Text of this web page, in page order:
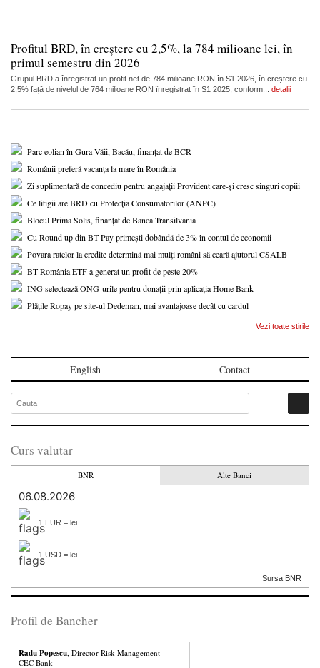
Profitul BRD, în creștere cu 2,5%, la 784 milioane lei, în
primul semestru din 2026
Grupul BRD a înregistrat un profit net de 784 milioane RON în S1 2026, în creștere cu
2,5% față de nivelul de 764 milioane RON înregistrat în S1 2025, conform... detalii
Parc eolian în Gura Văii, Bacău, finanțat de BCR
Românii preferă vacanța la mare în România
Zi suplimentară de concediu pentru angajații Provident care-și cresc singuri copiii
Ce litigii are BRD cu Protecția Consumatorilor (ANPC)
Blocul Prima Solis, finanțat de Banca Transilvania
Cu Round up din BT Pay primești dobândă de 3% în contul de economii
Povara ratelor la credite determină mai mulți români să ceară ajutorul CSALB
BT România ETF a generat un profit de peste 20%
ING selectează ONG-urile pentru donații prin aplicația Home Bank
Plățile Ropay pe site-ul Dedeman, mai avantajoase decât cu cardul
Vezi toate stirile
English Contact
Curs valutar
BNR Alte Banci
06.08.2026
1 EUR = lei
1 USD = lei
Sursa BNR
Profil de Bancher
Radu Popescu, Director Risk Management
CEC Bank